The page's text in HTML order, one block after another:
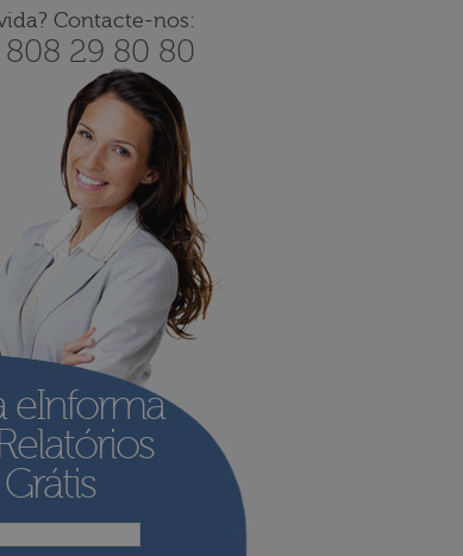
Contacte-nos:
29 80 80
eInforma